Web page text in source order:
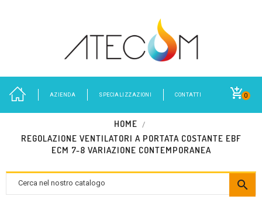
0
AZIENDA SPECIALIZZAZIONI CONTATTI
HOME
REGOLAZIONE VENTILATORI A PORTATA COSTANTE EBF
ECM 7-8 VARIAZIONE CONTEMPORANEA
